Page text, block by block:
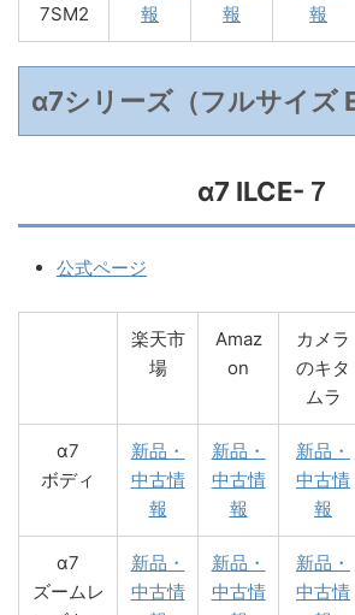
7SM2
報
報
報
α7シリーズ（フルサイズ
α7 ILCE-７
公式ページ
楽天市
場
Amaz
on
カメラ
のキタ
ムラ
α7
ボディ
新品・
中古情
報
新品・
中古情
報
新品・
中古情
報
α7
ズームレ
新品・
中古情
新品・
中古情
新品・
中古情